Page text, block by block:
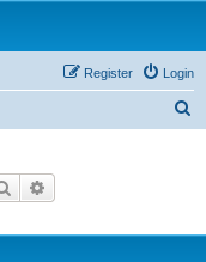
Login
Register
Search